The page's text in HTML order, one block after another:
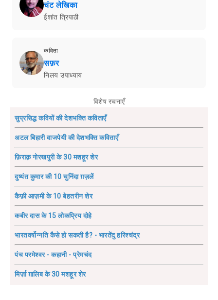
चंट लेखिका
ईशांत त्रिपाठी
कविता
सफ़र
निलय उपाध्याय
विशेष रचनाएँ
सुप्रसिद्ध कवियों की देशभक्ति कविताएँ
अटल बिहारी वाजपेयी की देशभक्ति कविताएँ
फ़िराक़ गोरखपुरी के 30 मशहूर शेर
दुष्यंत कुमार की 10 चुनिंदा ग़ज़लें
कैफ़ी आज़मी के 10 बेहतरीन शेर
कबीर दास के 15 लोकप्रिय दोहे
भारतवर्षोन्नति कैसे हो सकती है? - भारतेंदु हरिश्चंद्र
पंच परमेश्वर - कहानी - प्रेमचंद
मिर्ज़ा ग़ालिब के 30 मशहूर शेर